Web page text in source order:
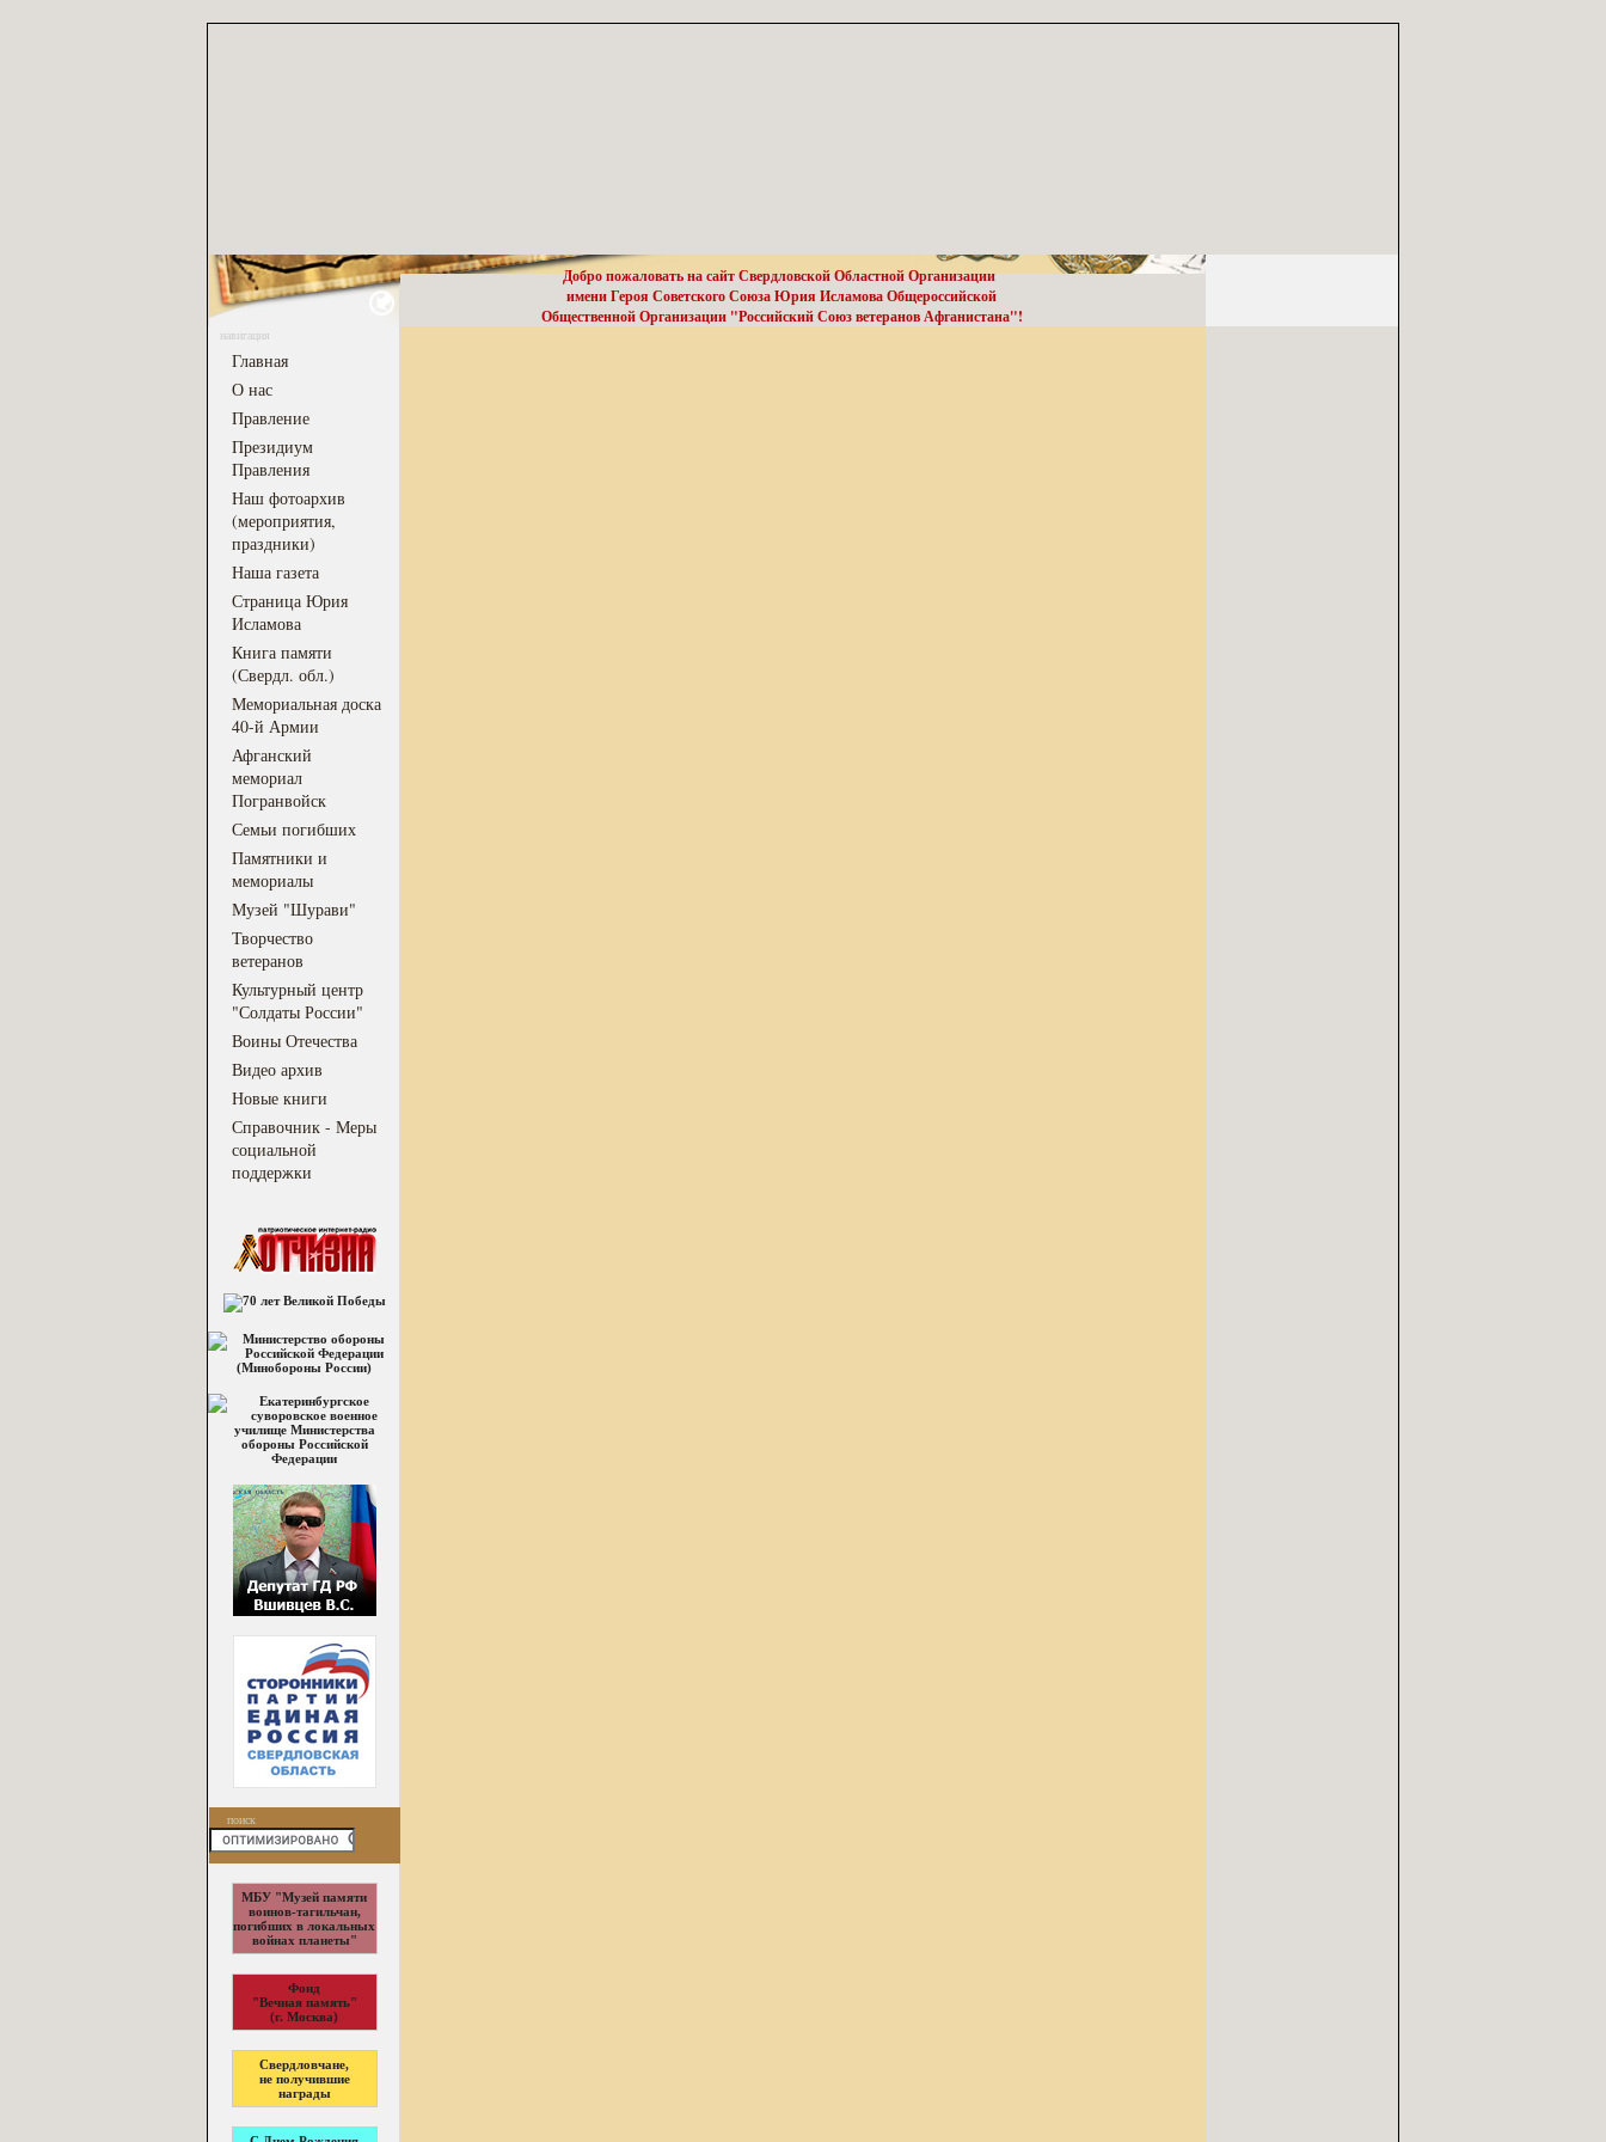
Добро пожаловать на сайт Свердловской Областной Организации
имени Героя Советского Союза Юрия Исламова Общероссийской
Общественной Организации "Российский Союз ветеранов Афганистана"!
навигация
Главная
О нас
Правление
Президиум
Правления
Наш фотоархив
(мероприятия,
праздники)
Наша газета
Страница Юрия
Исламова
Книга памяти
(Свердл. обл.)
Мемориальная доска
40-й Армии
Афганский
мемориал
Погранвойск
Семьи погибших
Памятники и
мемориалы
Музей "Шурави"
Творчество
ветеранов
Культурный центр
"Солдаты России"
Воины Отечества
Видео архив
Новые книги
Справочник - Меры
социальной
поддержки
поиск
МБУ "Музей памяти
воинов-тагильчан,
погибших в локальных
войнах планеты"
Фонд
"Вечная память"
(г. Москва)
Свердловчане,
не получившие
награды